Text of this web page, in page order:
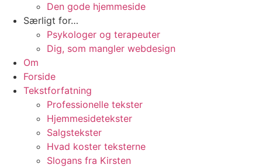
Den gode hjemmeside
Særligt for…
Psykologer og terapeuter
Dig, som mangler webdesign
Om
Forside
Tekstforfatning
Professionelle tekster
Hjemmesidetekster
Salgstekster
Hvad koster teksterne
Slogans fra Kirsten